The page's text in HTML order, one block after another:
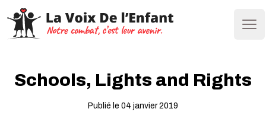
Schools, Lights and Rights
Publié le 04 janvier 2019